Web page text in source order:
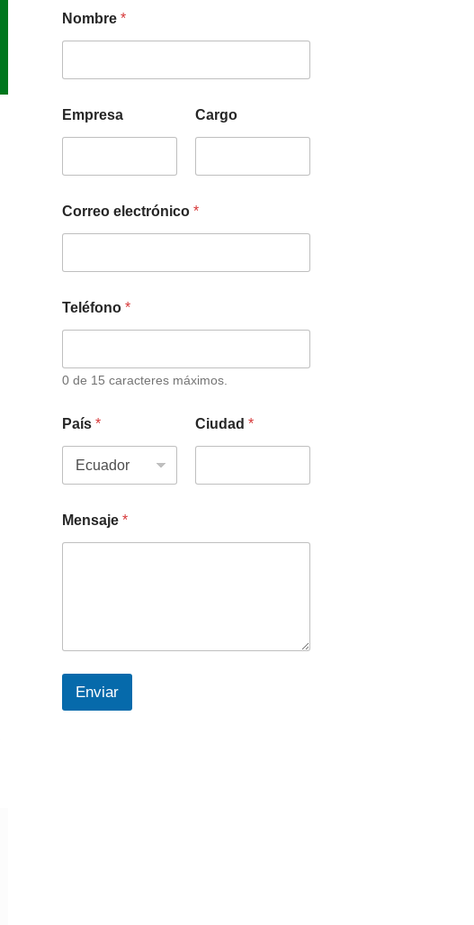
Nombre *
Empresa Cargo
Correo electrónico *
Teléfono *
0 de 15 caracteres máximos.
País * Ciudad *
Mensaje *
Enviar